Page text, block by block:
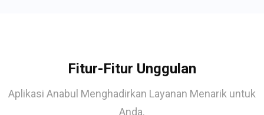
Fitur-Fitur Unggulan
Aplikasi Anabul Menghadirkan Layanan Menarik untuk
Anda.